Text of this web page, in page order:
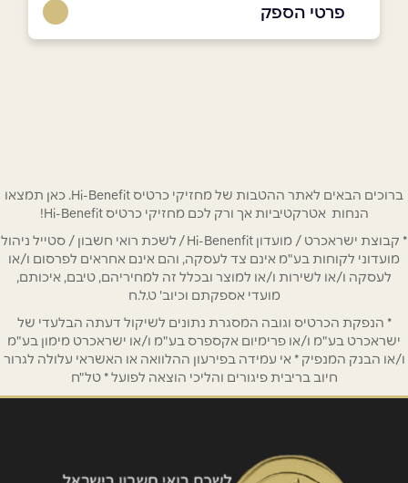
פרטי הספק
אימייל*
נושא *
הודעה *
ברוכים הבאים לאתר ההטבות של מחזיקי כרטיס Hi-Benefit. כאן תמצאו
הנחות אטרקטיביות אך ורק לכם מחזיקי כרטיס Hi-Benefit!
* קבוצת ישראכרט / מועדון Hi-Benenfit / לשכת רואי חשבון / סטייל ניהול
מועדוני לקוחות בע"מ אינם צד לעסקה, והם אינם אחראים לפרסום ו/או
לעסקה ו/או לשירות ו/או למוצר ובכלל זה למחיריהם, טיבם, איכותם,
מועדי אספקתם וכיוב' ט.ל.ח
* הנפקת הכרטיס וגובה המסגרת נתונים לשיקול דעתה הבלעדי של
ישראכרט בע"מ ו/או פרימיום אקספרס בע"מ ו/או ישראכרט מימון בע"מ
ו/או הבנק המנפיק * אי עמידה בפירעון ההלוואה או האשראי עלולה לגרור
חיוב בריבית פיגורים והליכי הוצאה לפועל * טל"ח